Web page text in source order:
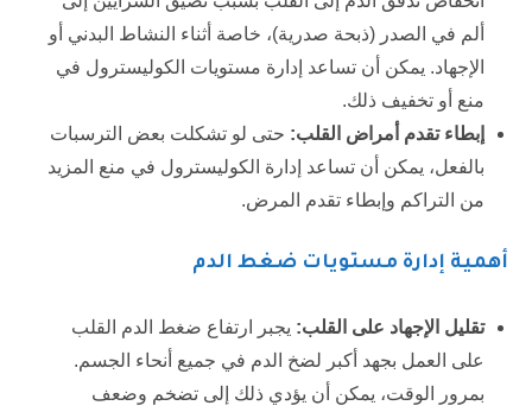
ألم في الصدر (ذبحة صدرية)، خاصة أثناء النشاط البدني أو
الإجهاد. يمكن أن تساعد إدارة مستويات الكوليسترول في
منع أو تخفيف ذلك.
إبطاء تقدم أمراض القلب: حتى لو تشكلت بعض الترسبات
بالفعل، يمكن أن تساعد إدارة الكوليسترول في منع المزيد
من التراكم وإبطاء تقدم المرض.
أهمية إدارة مستويات ضغط الدم
تقليل الإجهاد على القلب: يجبر ارتفاع ضغط الدم القلب
على العمل بجهد أكبر لضخ الدم في جميع أنحاء الجسم.
بمرور الوقت، يمكن أن يؤدي ذلك إلى تضخم وضعف